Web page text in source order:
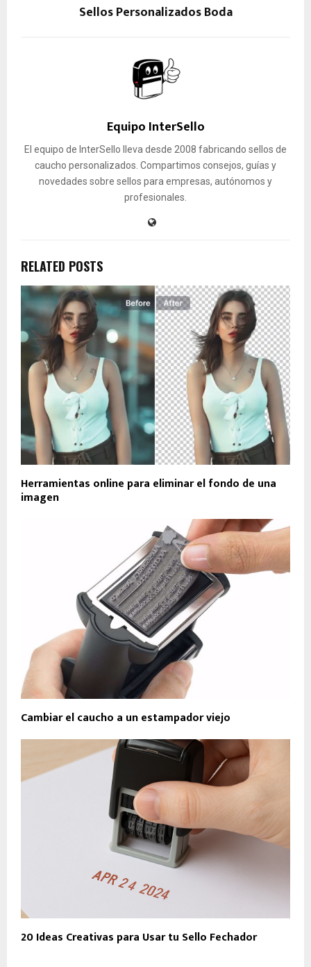
Sellos Personalizados Boda
Equipo InterSello
El equipo de InterSello lleva desde 2008 fabricando sellos de
caucho personalizados. Compartimos consejos, guías y
novedades sobre sellos para empresas, autónomos y
profesionales.
RELATED POSTS
Herramientas online para eliminar el fondo de una
imagen
Cambiar el caucho a un estampador viejo
20 Ideas Creativas para Usar tu Sello Fechador